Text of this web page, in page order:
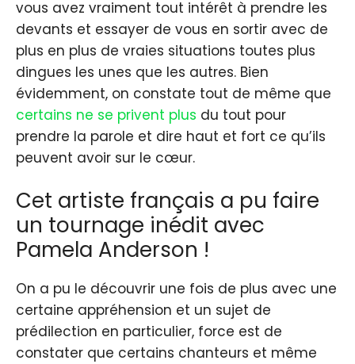
vous avez vraiment tout intérêt à prendre les
devants et essayer de vous en sortir avec de
plus en plus de vraies situations toutes plus
dingues les unes que les autres. Bien
évidemment, on constate tout de même que
certains ne se privent plus du tout pour
prendre la parole et dire haut et fort ce qu’ils
peuvent avoir sur le cœur.
Cet artiste français a pu faire
un tournage inédit avec
Pamela Anderson !
On a pu le découvrir une fois de plus avec une
certaine appréhension et un sujet de
prédilection en particulier, force est de
constater que certains chanteurs et même